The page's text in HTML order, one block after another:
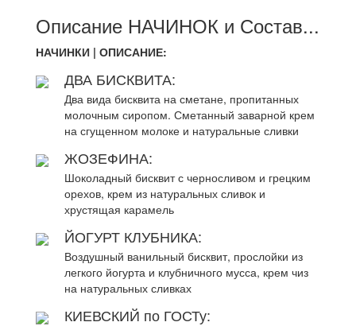
Описание НАЧИНОК и Состав...
НАЧИНКИ | ОПИСАНИЕ:
ДВА БИСКВИТА:
Два вида бисквита на сметане, пропитанных
молочным сиропом. Сметанный заварной крем
на сгущенном молоке и натуральные сливки
ЖОЗЕФИНА:
Шоколадный бисквит с черносливом и грецким
орехов, крем из натуральных сливок и
хрустящая карамель
ЙОГУРТ КЛУБНИКА:
Воздушный ванильный бисквит, прослойки из
легкого йогурта и клубничного мусса, крем чиз
на натуральных сливках
КИЕВСКИЙ по ГОСТу: